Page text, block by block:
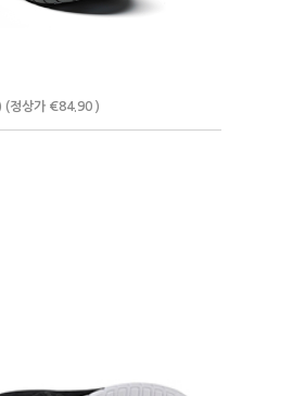
(정상가 €84.90 )